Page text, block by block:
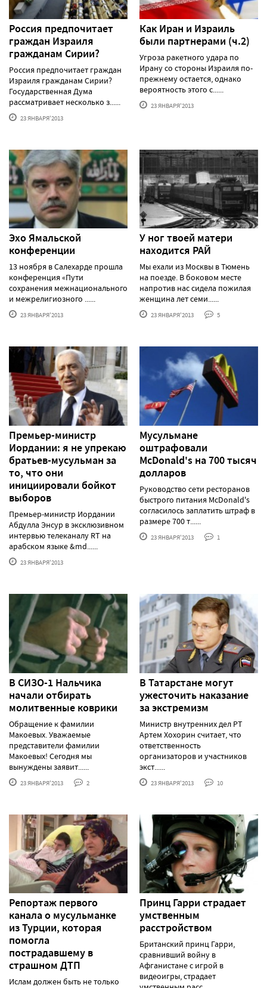
Россия предпочитает
граждан Израиля
гражданам Сирии?
Россия предпочитает граждан
Израиля гражданам Сирии?
Государственная Дума
рассматривает несколько з......
23 ЯНВАРЯ'2013
Как Иран и Израиль
были партнерами (ч.2)
Угроза ракетного удара по
Ирану со стороны Израиля по-
прежнему остается, однако
вероятность этого с......
23 ЯНВАРЯ'2013
Эхо Ямальской
конференции
13 ноября в Салехарде прошла
конференция «Пути
сохранения межнационального
и межрелигиозного ......
23 ЯНВАРЯ'2013
У ног твоей матери
находится РАЙ
Мы ехали из Москвы в Тюмень
на поезде. В боковом месте
напротив нас сидела пожилая
женщина лет семи......
23 ЯНВАРЯ'2013 5
Премьер-министр
Иордании: я не упрекаю
братьев-мусульман за
то, что они
инициировали бойкот
выборов
Премьер-министр Иордании
Абдулла Энсур в эксклюзивном
интервью телеканалу RT на
арабском языке &md......
23 ЯНВАРЯ'2013
Мусульмане
оштрафовали
McDonald's на 700 тысяч
долларов
Руководство сети ресторанов
быстрого питания McDonald's
согласилось заплатить штраф в
размере 700 т......
23 ЯНВАРЯ'2013 1
В СИЗО-1 Нальчика
начали отбирать
молитвенные коврики
Обращение к фамилии
Макоевых. Уважаемые
представители фамилии
Макоевых! Сегодня мы
вынуждены заявит......
23 ЯНВАРЯ'2013 2
В Татарстане могут
ужесточить наказание
за экстремизм
Министр внутренних дел РТ
Артем Хохорин считает, что
ответственность
организаторов и участников
экст......
23 ЯНВАРЯ'2013 10
Репортаж первого
канала о мусульманке
из Турции, которая
помогла
пострадавшему в
страшном ДТП
Ислам должен быть не только
Принц Гарри страдает
умственным
расстройством
Британский принц Гарри,
сравнивший войну в
Афганистане с игрой в
видеоигры, страдает